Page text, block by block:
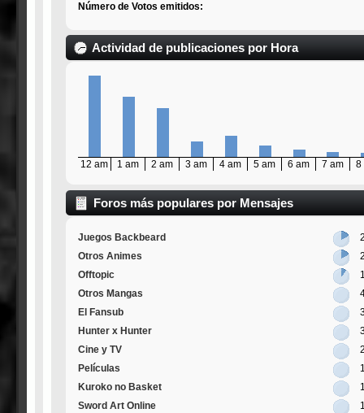
Número de Votos emitidos:
Actividad de publicaciones por Hora
12 am 1 am 2 am 3 am 4 am 5 am 6 am 7 am 8
Foros más populares por Mensajes
Juegos Backbeard
Otros Animes
Offtopic
Otros Mangas
El Fansub
Hunter x Hunter
Cine y TV
Películas
Kuroko no Basket
Sword Art Online